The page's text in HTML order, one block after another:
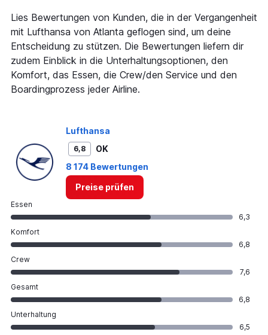
chart
has
1
Y
axis
displaying
values.
Range:
Lies Bewertungen von Kunden, die in der Vergangenheit
mit Lufthansa von Atlanta geflogen sind, um deine
Entscheidung zu stützen. Die Bewertungen liefern dir
zudem Einblick in die Unterhaltungsoptionen, den
Komfort, das Essen, die Crew/den Service und den
Boardingprozess jeder Airline.
Lufthansa
6,8
OK
8 174 Bewertungen
Preise prüfen
Essen
6,3
Komfort
6,8
Crew
7,6
Gesamt
6,8
Unterhaltung
6,5